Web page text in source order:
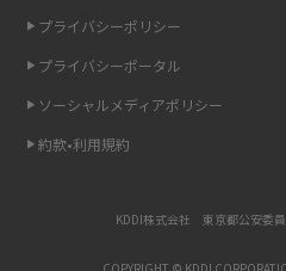
紹介
方法を詳しく解説
プライバシーポリシー
プライバシーポータル
ソーシャルメディアポリシー
約款•利用規約
KDDI株式会社 東京都公安委